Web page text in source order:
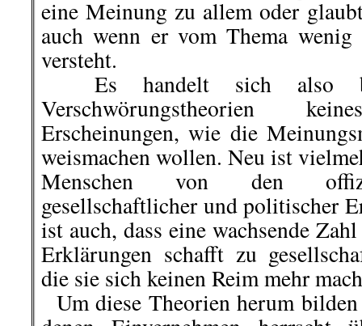
eine Meinung zu allem oder
auch wenn er vom Thema
versteht.
Es handelt sich also
Verschwörungstheorien
Erscheinungen, wie die
weismachen wollen. Neu ist
Menschen von den
gesellschaftlicher und politischer
ist auch, dass eine wachsende
Erklärungen schafft zu
die sie sich keinen Reim mehr
Um diese Theorien herum